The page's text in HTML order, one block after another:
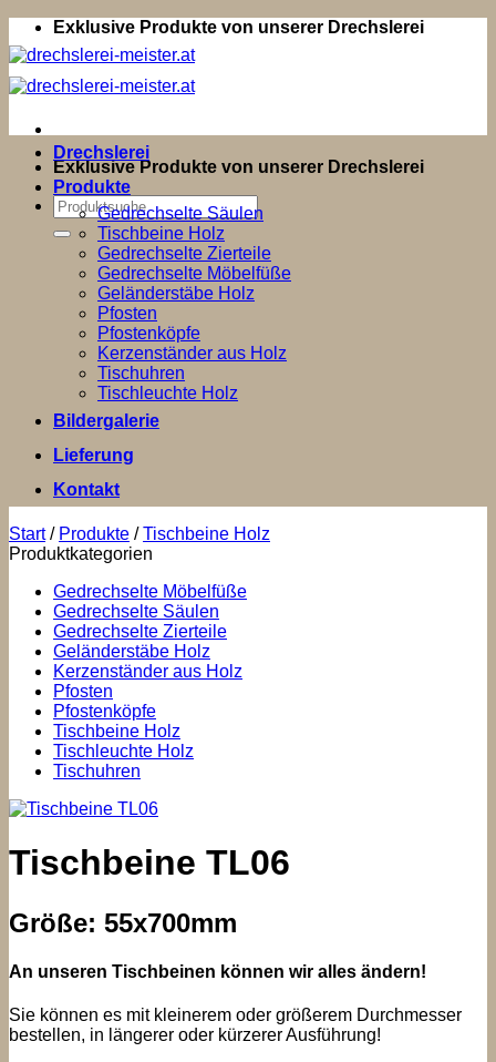
Zum
Inhalt
springen
Exklusive Produkte von unserer Drechslerei
Exklusive Produkte von unserer Drechslerei
Suchen
nach:
Drechslerei
Produkte
Gedrechselte Säulen
Tischbeine Holz
Gedrechselte Zierteile
Gedrechselte Möbelfüße
Geländerstäbe Holz
Pfosten
Pfostenköpfe
Kerzenständer aus Holz
Tischuhren
Tischleuchte Holz
Bildergalerie
Lieferung
Kontakt
Start / Produkte / Tischbeine Holz
Produktkategorien
Gedrechselte Möbelfüße
Gedrechselte Säulen
Gedrechselte Zierteile
Geländerstäbe Holz
Kerzenständer aus Holz
Pfosten
Pfostenköpfe
Tischbeine Holz
Tischleuchte Holz
Tischuhren
Tischbeine TL06
Größe: 55x700mm
An unseren Tischbeinen können wir alles ändern!
Sie können es mit kleinerem oder größerem Durchmesser
bestellen, in längerer oder kürzerer Ausführung!